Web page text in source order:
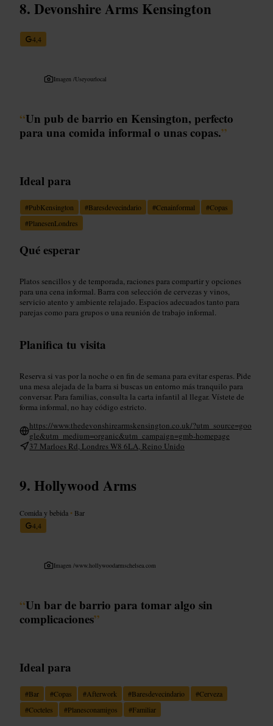
Devonshire Arms Kensington
4,4
Imagen /Useyourlocal
“Un pub de barrio en Kensington, perfecto
para una comida informal o unas copas.”
Ideal para
#PubKensington #Baresdevecindario #Cenainformal #Copas
#PlanesenLondres
Qué esperar
Platos sencillos y de temporada, raciones para compartir y opciones
para una cena informal. Barra con selección de cervezas y vinos,
servicio atento y ambiente relajado. Espacios adecuados tanto para
parejas como para grupos o una reunión de trabajo informal.
Planifica tu visita
Reserva si vas por la noche o en fin de semana para evitar esperas. Pide
una mesa alejada de la barra si buscas un entorno más tranquilo para
conversar. Para familias, consulta la carta infantil al llegar. Vístete de
forma informal, no hay código estricto.
https://www.thedevonshirearmskensington.co.uk/?utm_source=goo
gle&utm_medium=organic&utm_campaign=gmb-homepage
37 Marloes Rd, Londres W8 6LA, Reino Unido
Hollywood Arms
Comida y bebida • Bar
4,4
Imagen /www.hollywoodarmschelsea.com
“Un bar de barrio para tomar algo sin
complicaciones”
Ideal para
#Bar #Copas #Afterwork #Baresdevecindario #Cerveza
#Cocteles #Planesconamigos #Familiar